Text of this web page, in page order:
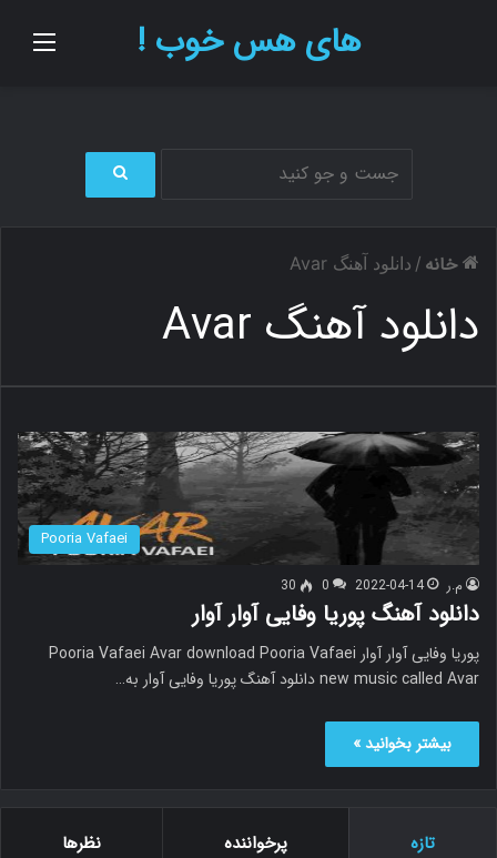
های هس خوب !
ج
ی
خانه / دانلود آهنگ Avar
دانلود آهنگ Avar
Pooria Vafaei
م.ر 2022-04-14
0
30
دانلود آهنگ پوریا وفایی آوار آوار
پوریا وفایی آوار آوار Pooria Vafaei Avar download Pooria Vafaei
new music called Avar دانلود آهنگ پوریا وفایی آوار به…
بیشتر بخوانید »
تازه پرخواننده نظرها